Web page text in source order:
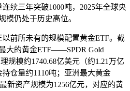
续三年突破1000吨，2025年全球央
模仍处于历史高位。
前所未有的规模配置黄金ETF。截
大的黄金ETF――SPDR Gold
规模约1740.68亿美元（约1.21万亿
仓量约1110吨；亚洲最大黄金
资产规模为1256亿元，对应的黄